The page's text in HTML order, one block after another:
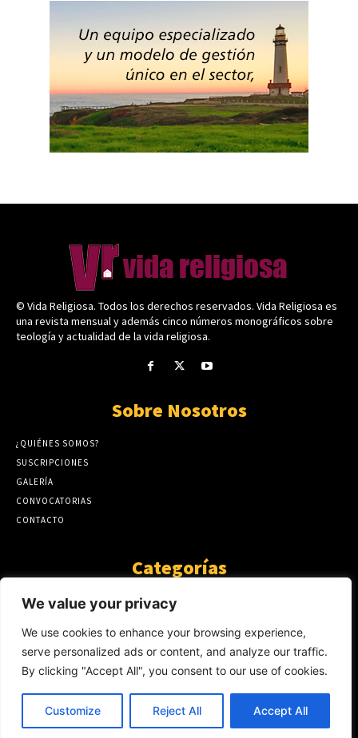
We value your privacy
We use cookies to enhance your browsing experience,
serve personalized ads or content, and analyze our traffic.
By clicking "Accept All", you consent to our use of cookies.
Customize Reject All Accept All
© Vida Religiosa. Todos los derechos reservados. Vida Religiosa es
una revista mensual y además cinco números monográficos sobre
teología y actualidad de la vida religiosa.
Sobre Nosotros
¿QUIÉNES SOMOS?
SUSCRIPCIONES
GALERÍA
CONVOCATORIAS
CONTACTO
Categorías
ARTÍCULOS
GUANTE DE SEDA
AL CALOR DE LA PALABRA
Y YO QUE SÉ
423
NOTICIAS
234
SIN CATEGORÍA
174